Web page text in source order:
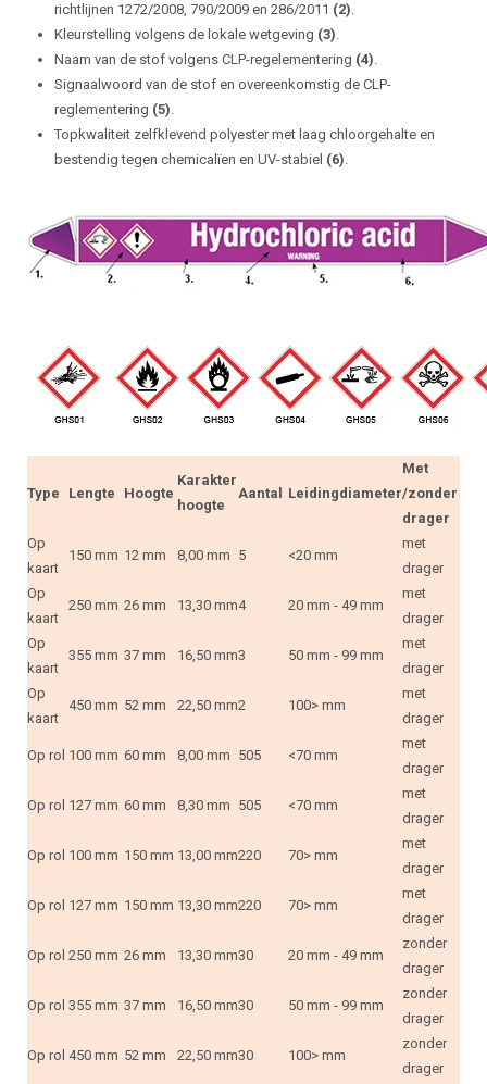
richtlijnen 1272/2008, 790/2009 en 286/2011 (2).
Kleurstelling volgens de lokale wetgeving (3).
Naam van de stof volgens CLP-regelementering (4).
Signaalwoord van de stof en overeenkomstig de CLP-
reglementering (5).
Topkwaliteit zelfklevend polyester met laag chloorgehalte en
bestendig tegen chemicalïen en UV-stabiel (6).
Type Lengte Hoogte
Karakter
hoogte
Aantal Leidingdiameter
Met
/zonder
drager
Op
kaart
150 mm 12 mm 8,00 mm 5 <20 mm
met
drager
Op
kaart
250 mm 26 mm 13,30 mm4 20 mm - 49 mm
met
drager
Op
kaart
355 mm 37 mm 16,50 mm3 50 mm - 99 mm
met
drager
Op
kaart
450 mm 52 mm 22,50 mm2 100> mm
met
drager
Op rol 100 mm 60 mm 8,00 mm 505 <70 mm
met
drager
Op rol 127 mm 60 mm 8,30 mm 505 <70 mm
met
drager
Op rol 100 mm 150 mm 13,00 mm220 70> mm
met
drager
Op rol 127 mm 150 mm 13,30 mm220 70> mm
met
drager
Op rol 250 mm 26 mm 13,30 mm30 20 mm - 49 mm
zonder
drager
Op rol 355 mm 37 mm 16,50 mm30 50 mm - 99 mm
zonder
drager
Op rol 450 mm 52 mm 22,50 mm30 100> mm
zonder
drager